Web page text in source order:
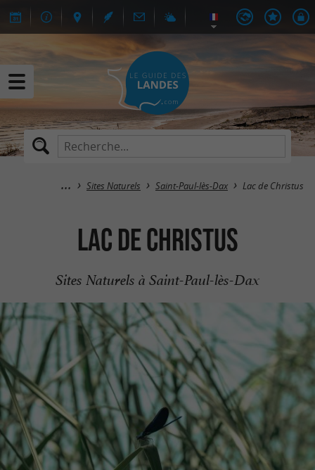
Sites Naturels Saint-Paul-lès-Dax Lac de Christus
Lac de Christus
Sites Naturels à Saint-Paul-lès-Dax